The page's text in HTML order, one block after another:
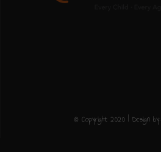
© Copyright 2020 | Design by: